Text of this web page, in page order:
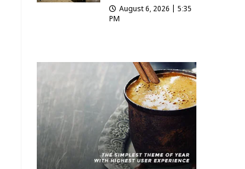
August 6, 2026 | 5:35
PM